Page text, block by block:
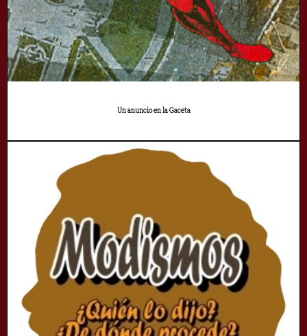
Un anuncio en la Gaceta